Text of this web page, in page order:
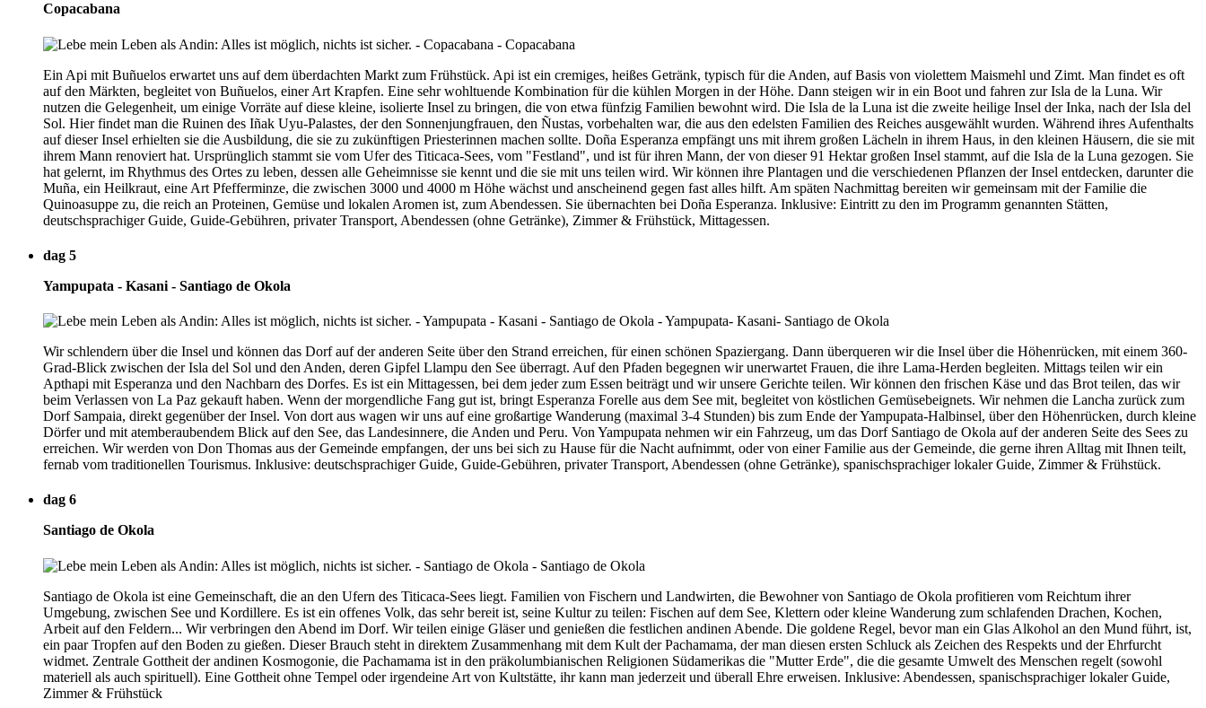
Copacabana
Ein Api mit Buñuelos erwartet uns auf dem überdachten Markt zum Frühstück. Api ist ein cremiges, heißes Getränk, typisch für die Anden, auf Basis von violettem Maismehl und Zimt. Man findet es oft
auf den Märkten, begleitet von Buñuelos, einer Art Krapfen. Eine sehr wohltuende Kombination für die kühlen Morgen in der Höhe. Dann steigen wir in ein Boot und fahren zur Isla de la Luna. Wir
nutzen die Gelegenheit, um einige Vorräte auf diese kleine, isolierte Insel zu bringen, die von etwa fünfzig Familien bewohnt wird. Die Isla de la Luna ist die zweite heilige Insel der Inka, nach der Isla del
Sol. Hier findet man die Ruinen des Iñak Uyu-Palastes, der den Sonnenjungfrauen, den Ñustas, vorbehalten war, die aus den edelsten Familien des Reiches ausgewählt wurden. Während ihres Aufenthalts
auf dieser Insel erhielten sie die Ausbildung, die sie zu zukünftigen Priesterinnen machen sollte. Doña Esperanza empfängt uns mit ihrem großen Lächeln in ihrem Haus, in den kleinen Häusern, die sie mit
ihrem Mann renoviert hat. Ursprünglich stammt sie vom Ufer des Titicaca-Sees, vom "Festland", und ist für ihren Mann, der von dieser 91 Hektar großen Insel stammt, auf die Isla de la Luna gezogen. Sie
hat gelernt, im Rhythmus des Ortes zu leben, dessen alle Geheimnisse sie kennt und die sie mit uns teilen wird. Wir können ihre Plantagen und die verschiedenen Pflanzen der Insel entdecken, darunter die
Muña, ein Heilkraut, eine Art Pfefferminze, die zwischen 3000 und 4000 m Höhe wächst und anscheinend gegen fast alles hilft. Am späten Nachmittag bereiten wir gemeinsam mit der Familie die
Quinoasuppe zu, die reich an Proteinen, Gemüse und lokalen Aromen ist, zum Abendessen. Sie übernachten bei Doña Esperanza. Inklusive: Eintritt zu den im Programm genannten Stätten,
deutschsprachiger Guide, Guide-Gebühren, privater Transport, Abendessen (ohne Getränke), Zimmer & Frühstück, Mittagessen.
dag 5
Yampupata - Kasani - Santiago de Okola
Wir schlendern über die Insel und können das Dorf auf der anderen Seite über den Strand erreichen, für einen schönen Spaziergang. Dann überqueren wir die Insel über die Höhenrücken, mit einem 360-
Grad-Blick zwischen der Isla del Sol und den Anden, deren Gipfel Llampu den See überragt. Auf den Pfaden begegnen wir unerwartet Frauen, die ihre Lama-Herden begleiten. Mittags teilen wir ein
Apthapi mit Esperanza und den Nachbarn des Dorfes. Es ist ein Mittagessen, bei dem jeder zum Essen beiträgt und wir unsere Gerichte teilen. Wir können den frischen Käse und das Brot teilen, das wir
beim Verlassen von La Paz gekauft haben. Wenn der morgendliche Fang gut ist, bringt Esperanza Forelle aus dem See mit, begleitet von köstlichen Gemüsebeignets. Wir nehmen die Lancha zurück zum
Dorf Sampaia, direkt gegenüber der Insel. Von dort aus wagen wir uns auf eine großartige Wanderung (maximal 3-4 Stunden) bis zum Ende der Yampupata-Halbinsel, über den Höhenrücken, durch kleine
Dörfer und mit atemberaubendem Blick auf den See, das Landesinnere, die Anden und Peru. Von Yampupata nehmen wir ein Fahrzeug, um das Dorf Santiago de Okola auf der anderen Seite des Sees zu
erreichen. Wir werden von Don Thomas aus der Gemeinde empfangen, der uns bei sich zu Hause für die Nacht aufnimmt, oder von einer Familie aus der Gemeinde, die gerne ihren Alltag mit Ihnen teilt,
fernab vom traditionellen Tourismus. Inklusive: deutschsprachiger Guide, Guide-Gebühren, privater Transport, Abendessen (ohne Getränke), spanischsprachiger lokaler Guide, Zimmer & Frühstück.
dag 6
Santiago de Okola
Santiago de Okola ist eine Gemeinschaft, die an den Ufern des Titicaca-Sees liegt. Familien von Fischern und Landwirten, die Bewohner von Santiago de Okola profitieren vom Reichtum ihrer
Umgebung, zwischen See und Kordillere. Es ist ein offenes Volk, das sehr bereit ist, seine Kultur zu teilen: Fischen auf dem See, Klettern oder kleine Wanderung zum schlafenden Drachen, Kochen,
Arbeit auf den Feldern... Wir verbringen den Abend im Dorf. Wir teilen einige Gläser und genießen die festlichen andinen Abende. Die goldene Regel, bevor man ein Glas Alkohol an den Mund führt, ist,
ein paar Tropfen auf den Boden zu gießen. Dieser Brauch steht in direktem Zusammenhang mit dem Kult der Pachamama, der man diesen ersten Schluck als Zeichen des Respekts und der Ehrfurcht
widmet. Zentrale Gottheit der andinen Kosmogonie, die Pachamama ist in den präkolumbianischen Religionen Südamerikas die "Mutter Erde", die die gesamte Umwelt des Menschen regelt (sowohl
materiell als auch spirituell). Eine Gottheit ohne Tempel oder irgendeine Art von Kultstätte, ihr kann man jederzeit und überall Ehre erweisen. Inklusive: Abendessen, spanischsprachiger lokaler Guide,
Zimmer & Frühstück